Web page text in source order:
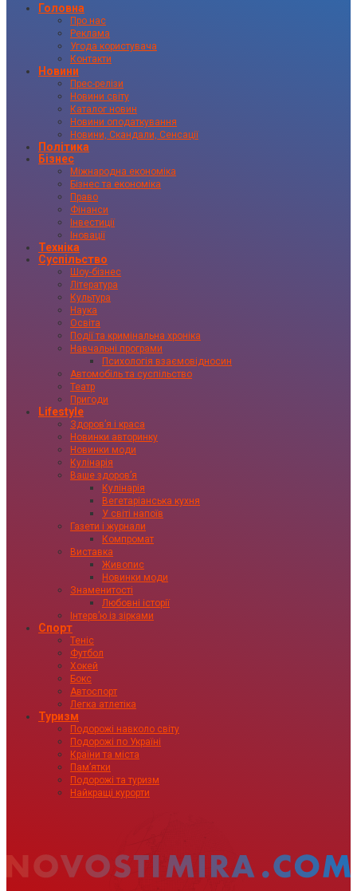
Головна
Про нас
Реклама
Угода користувача
Контакти
Новини
Прес-релізи
Новини світу
Каталог новин
Новини оподаткування
Новини, Скандали, Сенсації
Політика
Бізнес
Міжнародна економіка
Бізнес та економіка
Право
Фінанси
Інвестиції
Іновації
Техніка
Суспільство
Шоу-бізнес
Література
Культура
Наука
Освіта
Події та кримінальна хроніка
Навчальні програми
Психологія взаємовідносин
Автомобіль та суспільство
Театр
Пригоди
Lifestyle
Здоровʼя і краса
Новинки авторинку
Новинки моди
Кулінарія
Ваше здоровʼя
Кулінарія
Вегетаріанська кухня
У світі напоїв
Газети і журнали
Компромат
Виставка
Живопис
Новинки моди
Знаменитості
Любовні історії
Інтервʼю із зірками
Спорт
Теніс
Футбол
Хокей
Бокс
Автоспорт
Легка атлетіка
Туризм
Подорожі навколо світу
Подорожі по Україні
Країни та міста
Пам’ятки
Подорожі та туризм
Найкращі курорти